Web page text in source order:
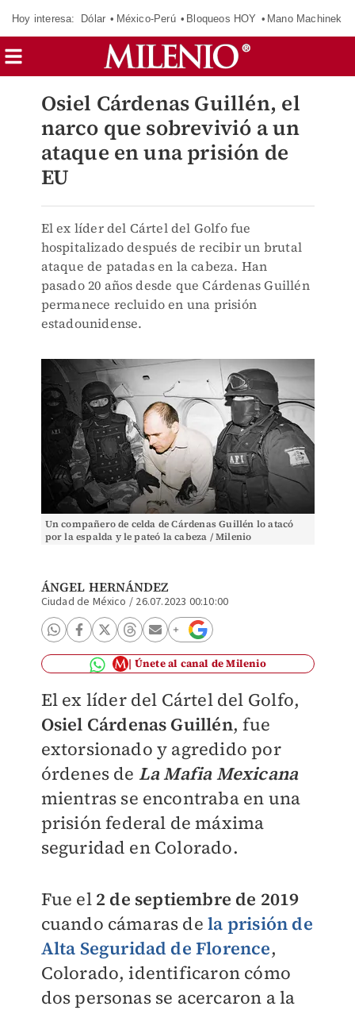
Hoy interesa: Dólar México-Perú Bloqueos HOY Mano Machinek
Osiel Cárdenas Guillén, el
narco que sobrevivió a un
ataque en una prisión de
EU
El ex líder del Cártel del Golfo fue
hospitalizado después de recibir un brutal
ataque de patadas en la cabeza. Han
pasado 20 años desde que Cárdenas Guillén
permanece recluido en una prisión
estadounidense.
Un compañero de celda de Cárdenas Guillén lo atacó
por la espalda y le pateó la cabeza / Milenio
ÁNGEL HERNÁNDEZ
Ciudad de México / 26.07.2023 00:10:00
Únete al canal de Milenio
El ex líder del Cártel del Golfo,
Osiel Cárdenas Guillén, fue
extorsionado y agredido por
órdenes de La Mafia Mexicana
mientras se encontraba en una
prisión federal de máxima
seguridad en Colorado.
Fue el 2 de septiembre de 2019
cuando cámaras dela prisión de
Alta Seguridad de Florence,
Colorado, identificaron cómo
dos personas se acercaron a la